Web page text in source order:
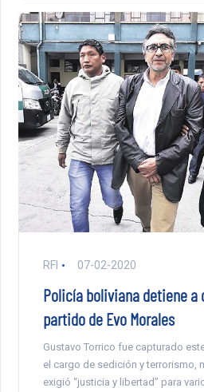
RFI 07-02-2020
Policía boliviana detiene
partido de Evo Morales
Gustavo Torrico fue capturado
el cargo de sedición y terrorismo,
exigió “justicia y libertad” para